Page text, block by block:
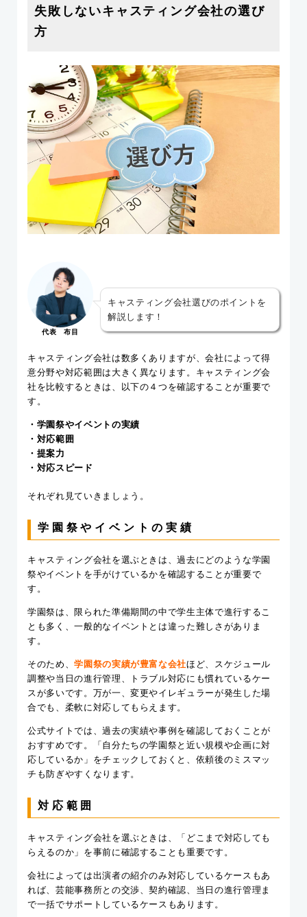
失敗しないキャスティング会社の選び
方
代表 布目
キャスティング会社選びのポイントを
解説します！
キャスティング会社は数多くありますが、会社によって得
意分野や対応範囲は大きく異なります。キャスティング会
社を比較するときは、以下の４つを確認することが重要で
す。
・学園祭やイベントの実績
・対応範囲
・提案力
・対応スピード
それぞれ見ていきましょう。
学園祭やイベントの実績
キャスティング会社を選ぶときは、過去にどのような学園
祭やイベントを手がけているかを確認することが重要で
す。
学園祭は、限られた準備期間の中で学生主体で進行するこ
とも多く、一般的なイベントとは違った難しさがありま
す。
そのため、学園祭の実績が豊富な会社ほど、スケジュール
調整や当日の進行管理、トラブル対応にも慣れているケー
スが多いです。万が一、変更やイレギュラーが発生した場
合でも、柔軟に対応してもらえます。
公式サイトでは、過去の実績や事例を確認しておくことが
おすすめです。「自分たちの学園祭と近い規模や企画に対
応しているか」をチェックしておくと、依頼後のミスマッ
チも防ぎやすくなります。
対応範囲
キャスティング会社を選ぶときは、「どこまで対応しても
らえるのか」を事前に確認することも重要です。
会社によっては出演者の紹介のみ対応しているケースもあ
れば、芸能事務所との交渉、契約確認、当日の進行管理ま
で一括でサポートしているケースもあります。